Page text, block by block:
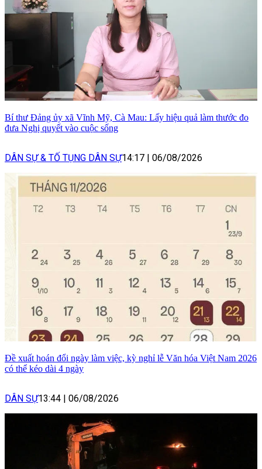
Bí thư Đảng ủy xã Vĩnh Mỹ, Cà Mau: Lấy hiệu quả làm thước đo
đưa Nghị quyết vào cuộc sống
DÂN SỰ & TỐ TỤNG DÂN SỰ14:17 06/08/2026
Đề xuất hoán đổi ngày làm việc, kỳ nghỉ lễ Văn hóa Việt Nam 2026
có thể kéo dài 4 ngày
DÂN SỰ13:44 06/08/2026